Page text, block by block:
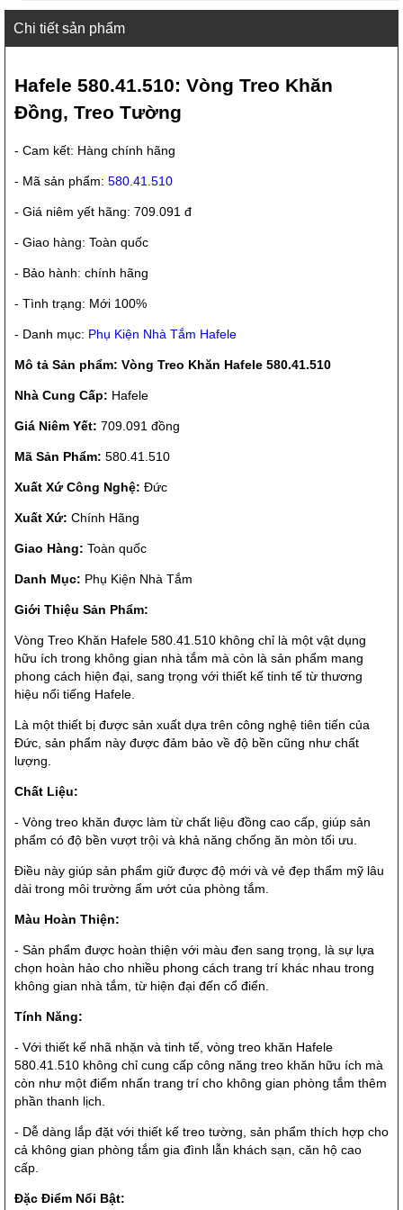
Chi tiết sản phẩm
Hafele 580.41.510: Vòng Treo Khăn
Đồng, Treo Tường
- Cam kết: Hàng chính hãng
- Mã sản phẩm: 580.41.510
- Giá niêm yết hãng: 709.091 đ
- Giao hàng: Toàn quốc
- Bảo hành: chính hãng
- Tình trạng: Mới 100%
- Danh mục: Phụ Kiện Nhà Tắm Hafele
Mô tả Sản phẩm: Vòng Treo Khăn Hafele 580.41.510
Nhà Cung Cấp: Hafele
Giá Niêm Yết: 709.091 đồng
Mã Sản Phẩm: 580.41.510
Xuất Xứ Công Nghệ: Đức
Xuất Xứ: Chính Hãng
Giao Hàng: Toàn quốc
Danh Mục: Phụ Kiện Nhà Tắm
Giới Thiệu Sản Phẩm:
Vòng Treo Khăn Hafele 580.41.510 không chỉ là một vật dụng
hữu ích trong không gian nhà tắm mà còn là sản phẩm mang
phong cách hiện đại, sang trọng với thiết kế tinh tế từ thương
hiệu nổi tiếng Hafele.
Là một thiết bị được sản xuất dựa trên công nghệ tiên tiến của
Đức, sản phẩm này được đảm bảo về độ bền cũng như chất
lượng.
Chất Liệu:
- Vòng treo khăn được làm từ chất liệu đồng cao cấp, giúp sản
phẩm có độ bền vượt trội và khả năng chống ăn mòn tối ưu.
Điều này giúp sản phẩm giữ được độ mới và vẻ đẹp thẩm mỹ lâu
dài trong môi trường ẩm ướt của phòng tắm.
Màu Hoàn Thiện:
- Sản phẩm được hoàn thiện với màu đen sang trọng, là sự lựa
chọn hoàn hảo cho nhiều phong cách trang trí khác nhau trong
không gian nhà tắm, từ hiện đại đến cổ điển.
Tính Năng:
- Với thiết kế nhã nhặn và tinh tế, vòng treo khăn Hafele
580.41.510 không chỉ cung cấp công năng treo khăn hữu ích mà
còn như một điểm nhấn trang trí cho không gian phòng tắm thêm
phần thanh lịch.
- Dễ dàng lắp đặt với thiết kế treo tường, sản phẩm thích hợp cho
cả không gian phòng tắm gia đình lẫn khách sạn, căn hộ cao
cấp.
Đặc Điểm Nổi Bật: